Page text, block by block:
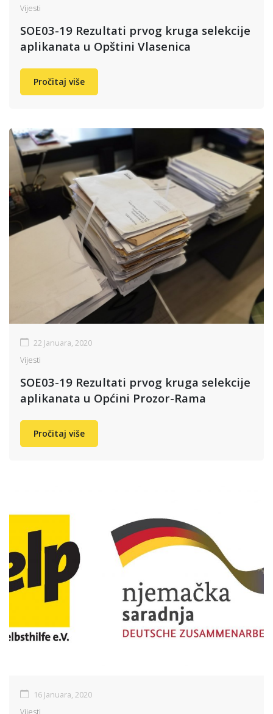
Vijesti
SOE03-19 Rezultati prvog kruga selekcije
aplikanata u Opštini Vlasenica
Pročitaj više
22 Januara, 2020
Vijesti
SOE03-19 Rezultati prvog kruga selekcije
aplikanata u Općini Prozor-Rama
Pročitaj više
16 Januara, 2020